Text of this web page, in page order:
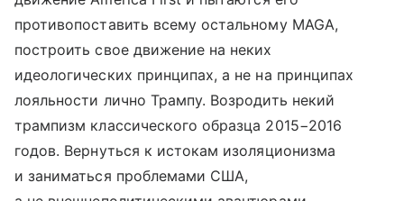
противопоставить всему остальному MAGA,
построить свое движение на неких
идеологических принципах, а не на принципах
лояльности лично Трампу. Возродить некий
трампизм классического образца 2015−2016
годов. Вернуться к истокам изоляционизма
и заниматься проблемами США,